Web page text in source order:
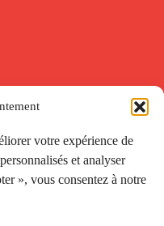
votre expérience de
et analyser
», vous consentez à notre